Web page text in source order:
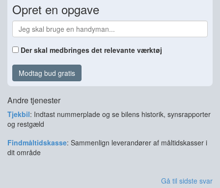
Opret en opgave
Der skal medbringes det relevante værktøj
Modtag bud gratis
Andre tjenester
Tjekbil: Indtast nummerplade og se bilens historik, synsrapporter
og restgæld
Findmåltidskasse: Sammenlign leverandører af måltidskasser i
dit område
Gå til sidste svar